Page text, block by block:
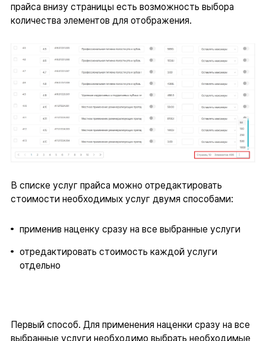
прайса внизу страницы есть возможность выбора
количества элементов для отображения.
В списке услуг прайса можно отредактировать
стоимости необходимых услуг двумя способами:
применив наценку сразу на все выбранные услуги
отредактировать стоимость каждой услуги
отдельно
Первый способ. Для применения наценки сразу на все
выбранные услуги необходимо выбрать необходимые